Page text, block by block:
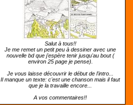
Salut à tous!!
Je me remet un petit peu à dessiner avec une
nouvelle bd que j'espère tenir jusqu'au bout (
environ 25 page je pense).
Je vous laisse découvrir le début de l'intro...
Il manque un texte: c'est une chanson mais il faut
que je la travaille encore...
A vos commentaires!!